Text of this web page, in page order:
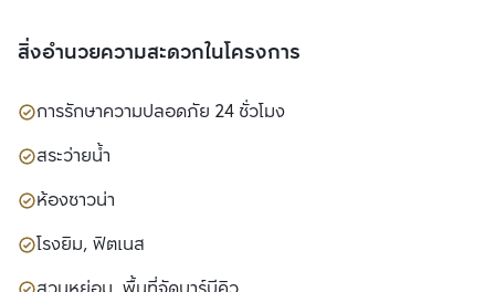
สิ่งอำนวยความสะดวกในโครงการ
การรักษาความปลอดภัย 24 ชั่วโมง
สระว่ายน้ำ
ห้องซาวน่า
โรงยิม, ฟิตเนส